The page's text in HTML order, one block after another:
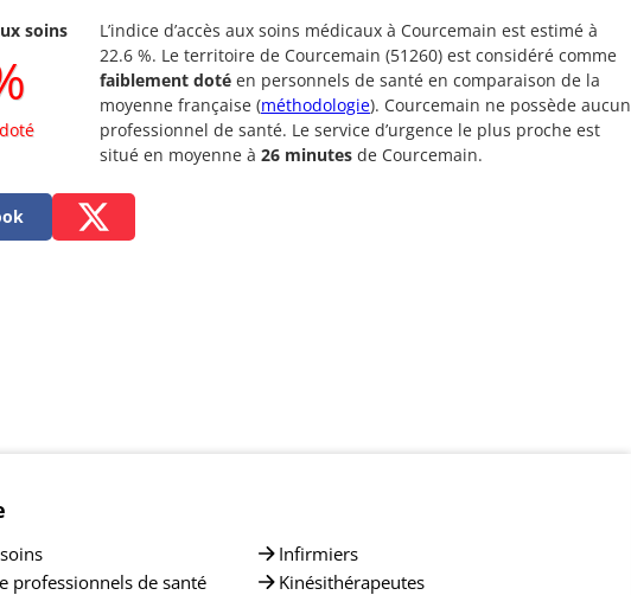
soins
L’indice d’accès aux soins médicaux à Courcemain est estimé à
22.6 %. Le territoire de Courcemain (51260) est considéré comme
faiblement doté en personnels de santé en comparaison de la
moyenne française (méthodologie). Courcemain ne possède aucun
professionnel de santé. Le service d’urgence le plus proche est
situé en moyenne à 26 minutes de Courcemain.
professionnels de santé
Infirmiers
Kinésithérapeutes